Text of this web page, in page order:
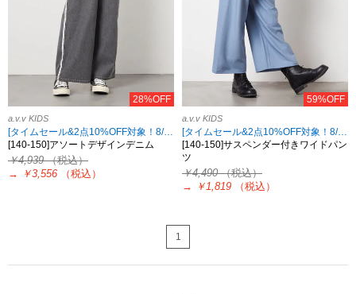
28%OFF
a.v.v KIDS
[タイムセール&2点10%OFF対象！8/17 8:59まで]
[140-150]アソートデザインデニム
￥4,939（税込）
→
￥3,556 （税込）
59%OFF
a.v.v KIDS
[タイムセール&2点10%OFF対象！8/17 8:59まで]
[140-150]サスペンダー付きワイドパン
ツ
￥4,490（税込）
→
￥1,819 （税込）
1